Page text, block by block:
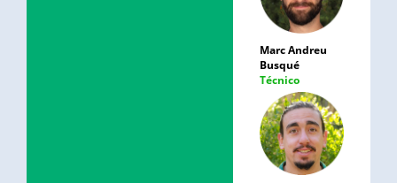
Marc Andreu
Busqué
Técnico